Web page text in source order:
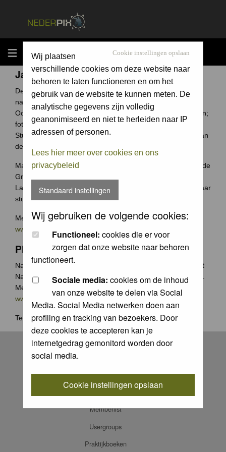
MENU Cookie instellingen opslaan
Wij plaatsen
verschillende cookies om deze website naar
behoren te laten functioneren en om het
gebruik van de website te kunnen meten. De
analytische gegevens zijn volledig
geanonimiseerd en niet te herleiden naar IP
adressen of personen.
Lees hier meer over cookies en ons
privacybeleid
Standaard instellingen
Wij gebruiken de volgende cookies:
Functioneel: cookies die er voor
zorgen dat onze website naar behoren
functioneert.
Sociale media: cookies om de inhoud
van onze website te delen via Social
Media. Social Media netwerken doen aan
profiling en tracking van bezoekers. Door
deze cookies te accepteren kan je
internetgedrag gemonitord worden door
social media.
Cookie instellingen opslaan
Jaarcompetitie
De Groene Camera is een fotowedstrijd voor elke
natuurfotograaf uit Nederland en België.
Ook jouw foto archief bevat ongetwijfeld verborgen schatten;
foto's waar je trots op bent.
Stuur ze in en wie weet win jij de Groene Camera of een van
de vele andere prijzen.
Maak je je meeste foto's in Nederland of België? Dan past de
Groene Camera helemaal bij jou.
Laat je mooiste foto's niet 'verstoffen' op je harde schijf, maar
stuur je foto's in voor de Groene Camera!
Meer weten over deze wedstrijd ga naar
www.groenecamera.nl
Photochallenge
Naast de jaarlijkse Groene Camera wedstrijden organiseert
Natuurfotografie.nl vaak photochallenges met leuke prijzen.
Meer weten? Ga naar
www.natuurfotografie.nl/rubrieken/photo-challenge/
Terug naarhome.
Register
FAQ
Memberlist
Usergroups
Praktijkboeken